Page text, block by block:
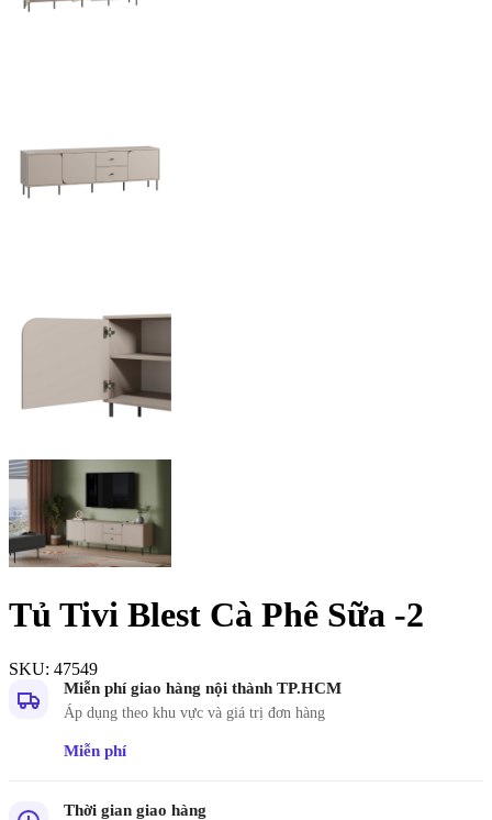
Tủ Tivi Blest Cà Phê Sữa -2
SKU: 47549
Miễn phí giao hàng nội thành TP.HCM
Áp dụng theo khu vực và giá trị đơn hàng
Miễn phí
Thời gian giao hàng